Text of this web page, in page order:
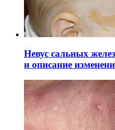
Невус сальных
и описание